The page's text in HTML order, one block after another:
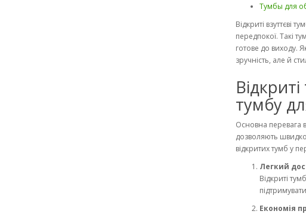
Тумбы для
Відкриті взуттєві
передпокої. Такі
готове до виходу.
зручність, але й
тумбу
Основна перевага
дозволяють
відкритих тумб у
Легкий
Відкриті
Економія